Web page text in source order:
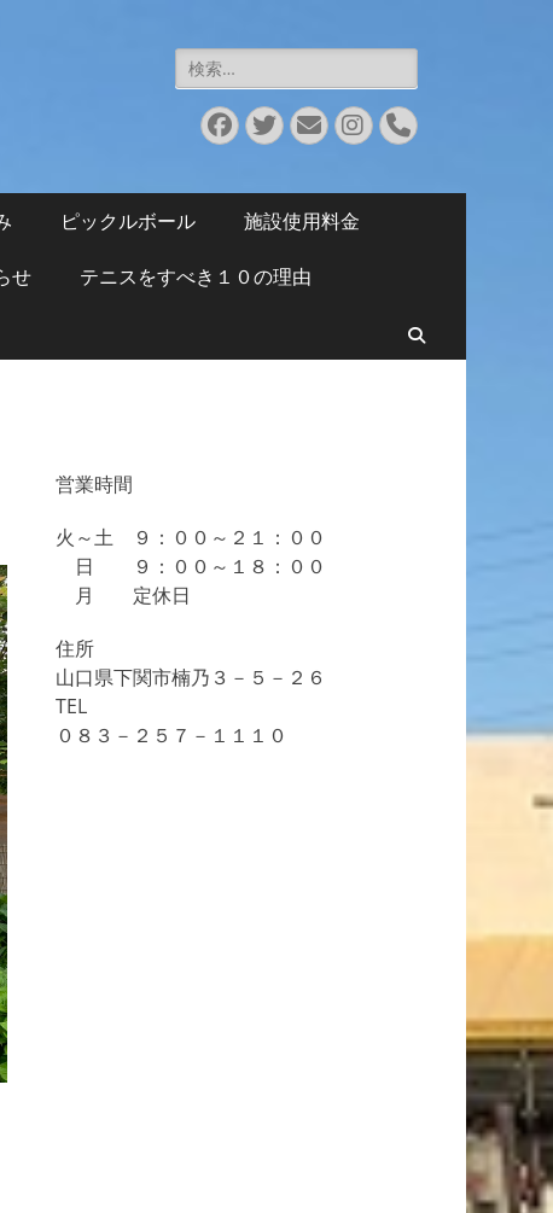
検
索:
Facebook
Twitter
メ
ー
Instagram
電
話
ピックルボール 施設使用料金
せ テニスをすべき１０の理由
営業時間
火～土 ９：００～２１：００
日 ９：００～１８：００
月 定休日
住所
山口県下関市楠乃３－５－２６
TEL
０８３－２５７－１１１０